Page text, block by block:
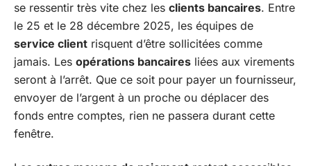
se ressentir très vite chez les clients bancaires. Entre
le 25 et le 28 décembre 2025, les équipes de
service client risquent d’être sollicitées comme
jamais. Les opérations bancaires liées aux virements
seront à l’arrêt. Que ce soit pour payer un fournisseur,
envoyer de l’argent à un proche ou déplacer des
fonds entre comptes, rien ne passera durant cette
fenêtre.